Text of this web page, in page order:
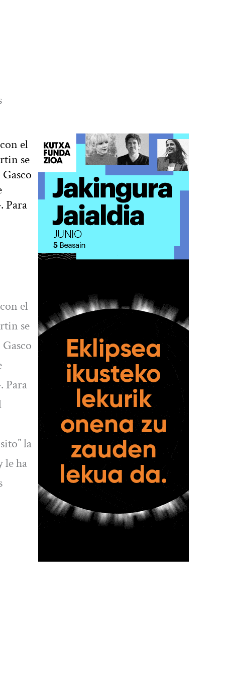
el
se
Para
el
se
Para
la
le ha